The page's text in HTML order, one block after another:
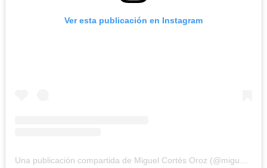
Ver esta publicación en Instagram